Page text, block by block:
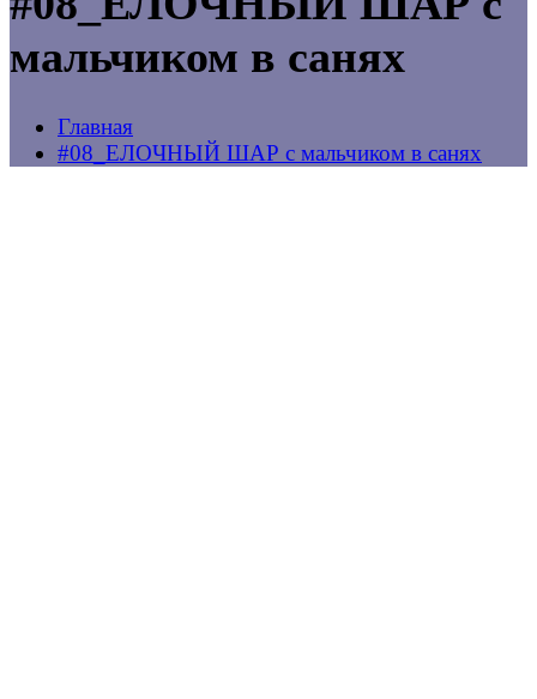
мальчиком в санях
Главная
#08_ЕЛОЧНЫЙ ШАР с мальчиком в санях